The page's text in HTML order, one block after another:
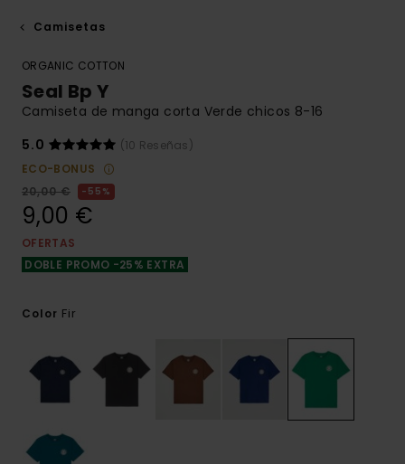
Camisetas
ORGANIC COTTON
Seal Bp Y
Camiseta de manga corta Verde chicos 8-16
5.0
(10 Reseñas)
ECO-BONUS
20,00 €
55%
9,00 €
OFERTAS
DOBLE PROMO -25% EXTRA
Color Fir